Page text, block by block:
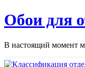
Обои для
В настоящий момент